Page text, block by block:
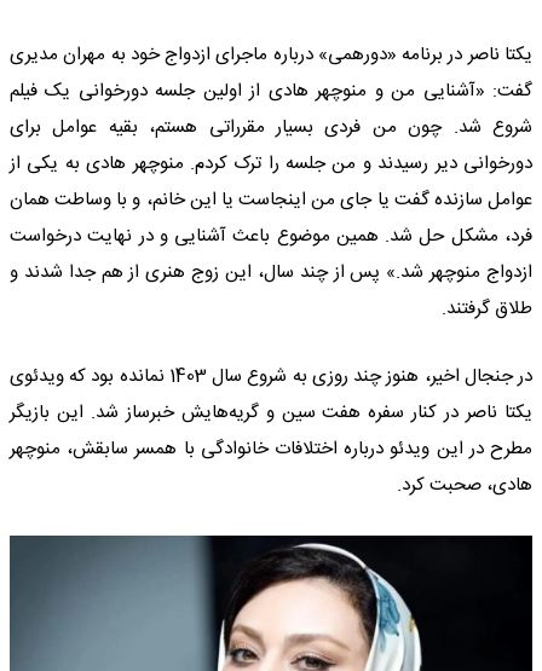
یکتا ناصر در برنامه «دورهمی» درباره ماجرای ازدواج خود به مهران مدیری
گفت: «آشنایی من و منوچهر هادی از اولین جلسه دورخوانی یک فیلم
شروع شد. چون من فردی بسیار مقرراتی هستم، بقیه عوامل برای
دورخوانی دیر رسیدند و من جلسه را ترک کردم. منوچهر هادی به یکی از
عوامل سازنده گفت یا جای من اینجاست یا این خانم، و با وساطت همان
فرد، مشکل حل شد. همین موضوع باعث آشنایی و در نهایت درخواست
ازدواج منوچهر شد.» پس از چند سال، این زوج هنری از هم جدا شدند و
طلاق گرفتند.
در جنجال اخیر، هنوز چند روزی به شروع سال 1403 نمانده بود که ویدئوی
یکتا ناصر در کنار سفره هفت سین و گریه‌هایش خبرساز شد. این بازیگر
مطرح در این ویدئو درباره اختلافات خانوادگی با همسر سابقش، منوچهر
هادی، صحبت کرد.